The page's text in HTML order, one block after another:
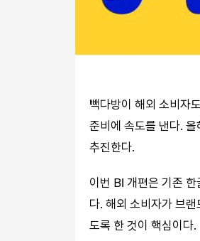
빽다방이 해외 소비자
준비에 속도를 낸다.
추진한다.
이번 BI 개편은 기존
다. 해외 소비자가 브
도록 한 것이 핵심이다.